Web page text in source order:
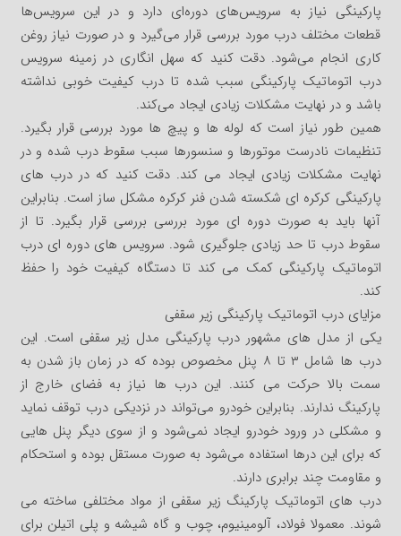
پارکینگی نیاز به سرویس‌های دوره‌ای دارد و در این سرویس‌ها
قطعات مختلف درب مورد بررسی قرار می‌گیرد و در صورت نیاز روغن
کاری انجام می‌شود. دقت کنید که سهل انگاری در زمینه سرویس
درب اتوماتیک پارکینگی سبب شده تا درب کیفیت خوبی نداشته
باشد و در نهایت مشکلات زیادی ایجاد می‌کند.
همین طور نیاز است که لوله ها و پیچ ها مورد بررسی قرار بگیرد.
تنظیمات نادرست موتورها و سنسورها سبب سقوط درب شده و در
نهایت مشکلات زیادی ایجاد می کند. دقت کنید که در درب های
پارکینگی کرکره ای شکسته شدن فنر کرکره مشکل ساز است. بنابراین
آنها باید به صورت دوره ای مورد بررسی بررسی قرار بگیرد. تا از
سقوط درب تا حد زیادی جلوگیری شود. سرویس های دوره ای درب
اتوماتیک پارکینگی کمک می کند تا دستگاه کیفیت خود را حفظ
کند‌.
مزایای درب اتوماتیک پارکینگی زیر سقفی
یکی از مدل های مشهور درب پارکینگی مدل زیر سقفی است. این
درب ها شامل ۳ تا ۸ پنل مخصوص بوده که در زمان باز شدن به
سمت بالا حرکت می کنند. این درب ها نیاز به فضای خارج از
پارکینگ ندارند. بنابراین خودرو می‌تواند در نزدیکی درب توقف نماید
و مشکلی در ورود خودرو ایجاد نمی‌شود و از سوی دیگر پنل هایی
که برای این درها استفاده می‌شود به صورت مستقل بوده و استحکام
و مقاومت چند برابری دارند.
درب های اتوماتیک پارکینگ زیر سقفی از مواد مختلفی ساخته می
شوند. معمولا فولاد، آلومینیوم، چوب و گاه شیشه و پلی اتیلن برای